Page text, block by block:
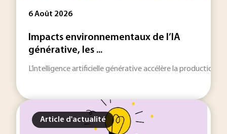
6 Août 2026
Impacts environnementaux de l’IA
générative, les ...
L’intelligence artificielle générative accélère la production
Article d'actualité